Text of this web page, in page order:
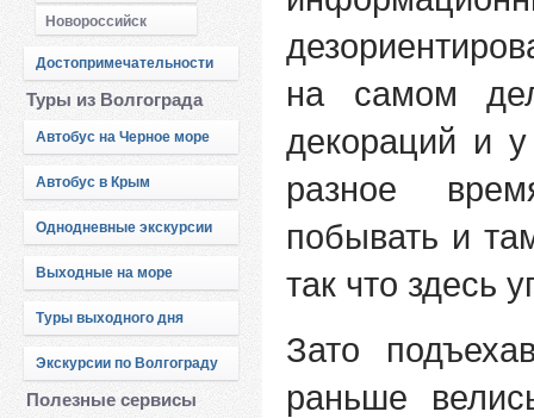
Новороссийск
Достопримечательности
Туры из Волгограда
Автобус на Черное море
Автобус в Крым
Однодневные экскурсии
Выходные на море
Туры выходного дня
Экскурсии по Волгограду
Полезные сервисы
на самом
декораций и
разное
побывать и
так что здесь
Зато
раньше